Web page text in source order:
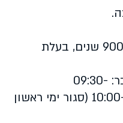
מדובר בקתדרלה בת כמעט 900 שנים, בעלת
שעות פתיחה: אפריל-ספטמבר: 09:30-
19:00; אוקטובר-מרץ: 10:00-18:00 (סגור ימי ראשון